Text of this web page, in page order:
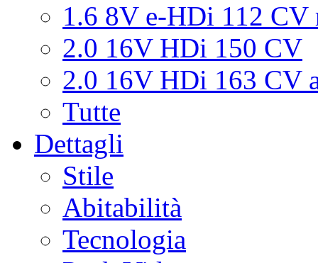
1.6 8V e-HDi 112 CV
2.0 16V HDi 150 CV
2.0 16V HDi 163 CV
Tutte
Dettagli
Stile
Abitabilità
Tecnologia